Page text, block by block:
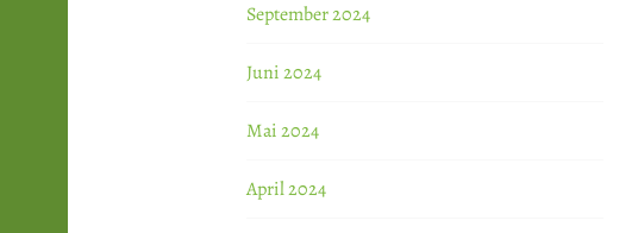
September 2024
Juni 2024
Mai 2024
April 2024